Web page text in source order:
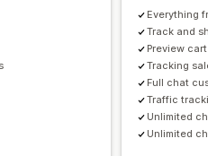
営業時間
タン
エージェントのアバター
Everything
Track and
Preview
Tracking
Full chat
Traffic
Unlimited
Unlimited